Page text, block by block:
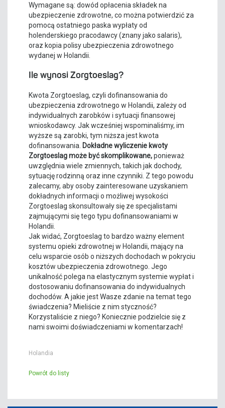
Wymagane są: dowód opłacenia składek na
ubezpieczenie zdrowotne, co można potwierdzić za
pomocą ostatniego paska wypłaty od
holenderskiego pracodawcy (znany jako salaris),
oraz kopia polisy ubezpieczenia zdrowotnego
wydanej w Holandii.
Ile wynosi Zorgtoeslag?
Kwota Zorgtoeslag, czyli dofinansowania do
ubezpieczenia zdrowotnego w Holandii, zależy od
indywidualnych zarobków i sytuacji finansowej
wnioskodawcy. Jak wcześniej wspominaliśmy, im
wyższe są zarobki, tym niższa jest kwota
dofinansowania. Dokładne wyliczenie kwoty
Zorgtoeslag może być skomplikowane,ponieważ
uwzględnia wiele zmiennych, takich jak dochody,
sytuację rodzinną oraz inne czynniki. Z tego powodu
zalecamy, aby osoby zainteresowane uzyskaniem
dokładnych informacji o możliwej wysokości
Zorgtoeslag skonsultowały się ze specjalistami
zajmującymi się tego typu dofinansowaniami w
Holandii.
Jak widać, Zorgtoeslag to bardzo ważny element
systemu opieki zdrowotnej w Holandii, mający na
celu wsparcie osób o niższych dochodach w pokryciu
kosztów ubezpieczenia zdrowotnego. Jego
unikalność polega na elastycznym systemie wypłat i
dostosowaniu dofinansowania do indywidualnych
dochodów. A jakie jest Wasze zdanie na temat tego
świadczenia? Mieliście z nim styczność?
Korzystaliście z niego? Koniecznie podzielcie się z
nami swoimi doświadczeniami w komentarzach!
Holandia
Powrót do listy